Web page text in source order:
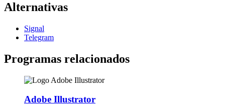
Alternativas
Signal
Telegram
Programas relacionados
Adobe Illustrator